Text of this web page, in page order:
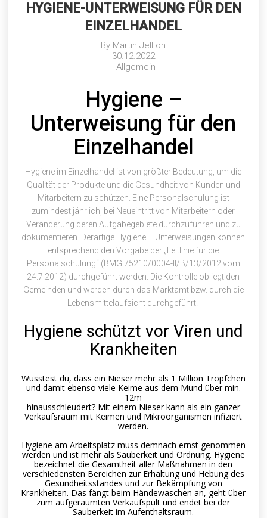
HYGIENE-UNTERWEISUNG FÜR DEN
EINZELHANDEL
By Martin Jell on
30.12.2022
- Allgemein
Hygiene –
Unterweisung für den
Einzelhandel
Hygiene im Einzelhandel ist von größter Bedeutung, um die
Qualität der Produkte und die Gesundheit von Kunden und
Mitarbeitern zu schützen. Eine Personalschulung ist
zumindest jährlich, bei Neueintritt von Mitarbeitern oder
Veränderung deren Aufgabegebiete durchzuführen und zu
dokumentieren. Derartige Hygiene – Unterweisungen können
entsprechend den Vorgabe der „ Leitlinie für die
Personalschulung“ (BMG 75210/0004-II/B/13/2012 vom
24.7.2012) durchgeführt werden. Die Kontrolle obliegt den
Gemeinden und werden durch das Marktamt bzw. durch die
Lebensmittelaufsicht durchgeführt.
Hygiene schützt vor Viren und
Krankheiten
Wusstest du, dass ein Nieser mehr als 1 Million Tröpfchen
und damit ebenso viele Keime aus dem Mund über min.
12m
hinausschleudert? Mit einem Nieser kann als ein ganzer
Verkaufsraum mit Keimen und Mikroorganismen infiziert
werden.
Hygiene am Arbeitsplatz muss demnach ernst genommen
werden und ist mehr als Sauberkeit und Ordnung. Hygiene
bezeichnet die Gesamtheit aller Maßnahmen in den
verschiedensten Bereichen zur Erhaltung und Hebung des
Gesundheitsstandes und zur Bekämpfung von
Krankheiten. Das fängt beim Händewaschen an, geht über
zum aufgeräumten Verkaufspult und endet bei der
Sauberkeit im Aufenthaltsraum.